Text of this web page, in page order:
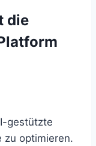
die
gestützte
zu optimieren.